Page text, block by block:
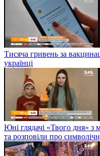
Тисяча гривень за
українці
Юні глядачі «Твого дня» з
та розповіли про